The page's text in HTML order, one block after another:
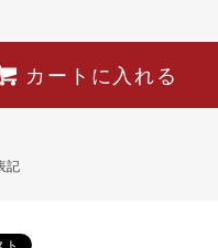
カートに入れる
記